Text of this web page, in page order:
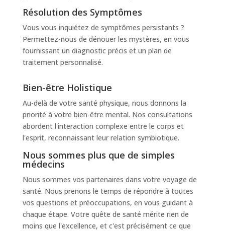
Résolution des Symptômes
Vous vous inquiétez de symptômes persistants ?
Permettez-nous de dénouer les mystères, en vous
fournissant un diagnostic précis et un plan de
traitement personnalisé.
Bien-être Holistique
Au-delà de votre santé physique, nous donnons la
priorité à votre bien-être mental. Nos consultations
abordent l'interaction complexe entre le corps et
l'esprit, reconnaissant leur relation symbiotique.
Nous sommes plus que de simples
médecins
Nous sommes vos partenaires dans votre voyage de
santé. Nous prenons le temps de répondre à toutes
vos questions et préoccupations, en vous guidant à
chaque étape. Votre quête de santé mérite rien de
moins que l'excellence, et c'est précisément ce que